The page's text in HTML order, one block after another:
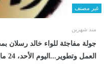
غير مصنف
منذ شهرين
جولة مفاجئة للواء خالد رسلان
العمل وتطوير...اليوم الأحد، 24 مايو 2026 11:40 صـ